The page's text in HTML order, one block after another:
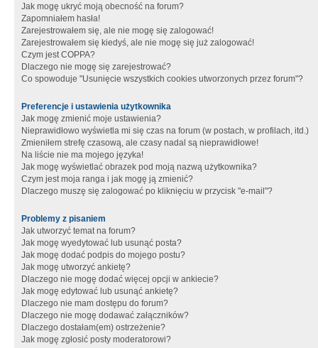
Jak mogę ukryć moją obecność na forum?
Zapomniałem hasła!
Zarejestrowałem się, ale nie mogę się zalogować!
Zarejestrowałem się kiedyś, ale nie mogę się już zalogować!
Czym jest COPPA?
Dlaczego nie mogę się zarejestrować?
Co spowoduje "Usunięcie wszystkich cookies utworzonych przez forum"?
Preferencje i ustawienia użytkownika
Jak mogę zmienić moje ustawienia?
Nieprawidłowo wyświetla mi się czas na forum (w postach, w profilach, itd.)
Zmieniłem strefę czasową, ale czasy nadal są nieprawidłowe!
Na liście nie ma mojego języka!
Jak mogę wyświetlać obrazek pod moją nazwą użytkownika?
Czym jest moja ranga i jak mogę ją zmienić?
Dlaczego muszę się zalogować po kliknięciu w przycisk "e-mail"?
Problemy z pisaniem
Jak utworzyć temat na forum?
Jak mogę wyedytować lub usunąć posta?
Jak mogę dodać podpis do mojego postu?
Jak mogę utworzyć ankietę?
Dlaczego nie mogę dodać więcej opcji w ankiecie?
Jak mogę edytować lub usunąć ankietę?
Dlaczego nie mam dostępu do forum?
Dlaczego nie mogę dodawać załączników?
Dlaczego dostałam(em) ostrzeżenie?
Jak mogę zgłosić posty moderatorowi?